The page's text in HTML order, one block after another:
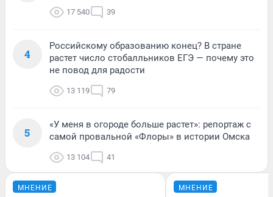
17 540 39
4
Российскому образованию конец? В стране
растет число стобалльников ЕГЭ — почему это
не повод для радости
13 119 79
5
«У меня в огороде больше растет»: репортаж с
самой провальной «Флоры» в истории Омска
13 104 41
МНЕНИЕ МНЕНИЕ